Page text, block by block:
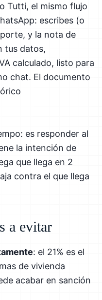
Tutti, el mismo flujo
escribes (o
y la nota de
tus datos,
calculado, listo para
chat. El documento
es responder al
la intención de
que llega en 2
contra el que llega
a evitar
: el 21% es el
de vivienda
acabar en sanción